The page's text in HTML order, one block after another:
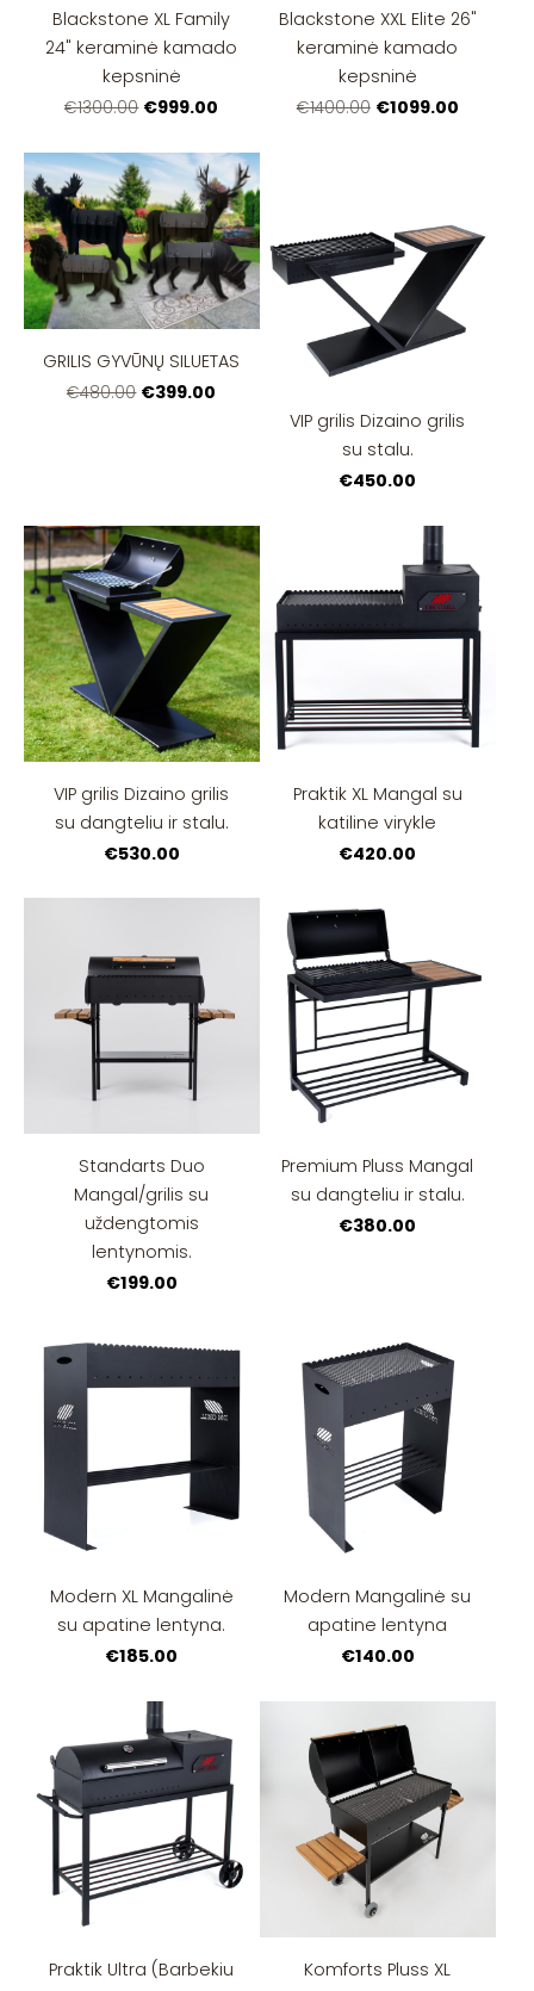
Blackstone XL Family
24" keraminė kamado
kepsninė
€1300.00 €999.00
Blackstone XXL Elite 26"
keraminė kamado
kepsninė
€1400.00 €1099.00
GRILIS GYVŪNŲ SILUETAS
€480.00 €399.00
VIP grilis Dizaino grilis
su stalu.
€450.00
VIP grilis Dizaino grilis
su dangteliu ir stalu.
€530.00
Praktik XL Mangal su
katiline virykle
€420.00
Standarts Duo
Mangal/grilis su
uždengtomis
lentynomis.
€199.00
Premium Pluss Mangal
su dangteliu ir stalu.
€380.00
Modern XL Mangalinė
su apatine lentyna.
€185.00
Modern Mangalinė su
apatine lentyna
€140.00
Praktik Ultra (Barbekiu
Komforts Pluss XL